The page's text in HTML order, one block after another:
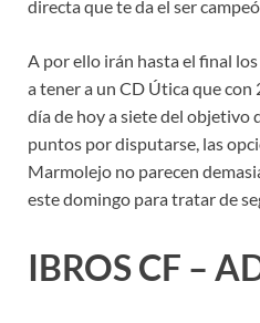
directa que te da el ser
A por ello irán hasta el final
a tener a un CD Útica que
día de hoy a siete del objetivo
puntos por disputarse, las
Marmolejo no parecen
este domingo para tratar de
IBROS CF –